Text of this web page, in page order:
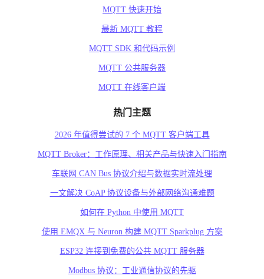
MQTT 快速开始
最新 MQTT 教程
MQTT SDK 和代码示例
MQTT 公共服务器
MQTT 在线客户端
热门主题
2026 年值得尝试的 7 个 MQTT 客户端工具
MQTT Broker：工作原理、相关产品与快速入门指南
车联网 CAN Bus 协议介绍与数据实时流处理
一文解决 CoAP 协议设备与外部网络沟通难题
如何在 Python 中使用 MQTT
使用 EMQX 与 Neuron 构建 MQTT Sparkplug 方案
ESP32 连接到免费的公共 MQTT 服务器
Modbus 协议：工业通信协议的先驱